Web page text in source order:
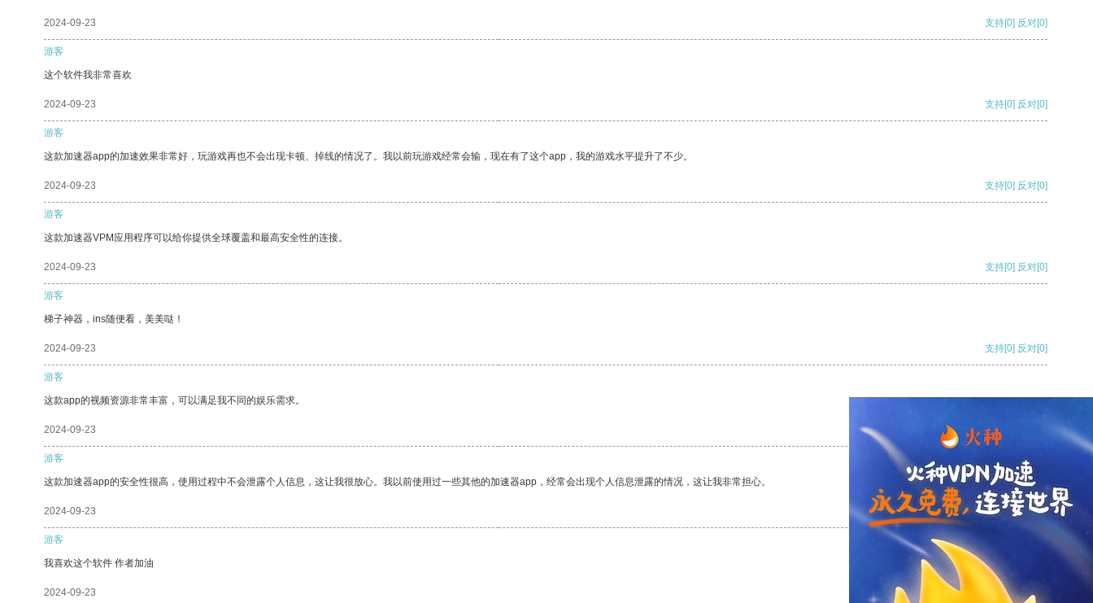
2024-09-23 支持[0] 反对[0]
游客
这个软件我非常喜欢
2024-09-23 支持[0] 反对[0]
游客
这款加速器app的加速效果非常好，玩游戏再也不会出现卡顿、掉线的情况了。我以前玩游戏经常会输，现在有了这个app，我的游戏水平提升了不少。
2024-09-23 支持[0] 反对[0]
游客
这款加速器VPM应用程序可以给你提供全球覆盖和最高安全性的连接。
2024-09-23 支持[0] 反对[0]
游客
梯子神器，ins随便看，美美哒！
2024-09-23 支持[0] 反对[0]
游客
这款app的视频资源非常丰富，可以满足我不同的娱乐需求。
2024-09-23 支持
游客
这款加速器app的安全性很高，使用过程中不会泄露个人信息，这让我很放心。我以前使用过一些其他的加速器app，经常会出现个人信息泄露的情况，这让我非常担心。
2024-09-23 支持[0] 反对[0]
游客
我喜欢这个软件 作者加油
2024-09-23 支持[0] 反对[0]